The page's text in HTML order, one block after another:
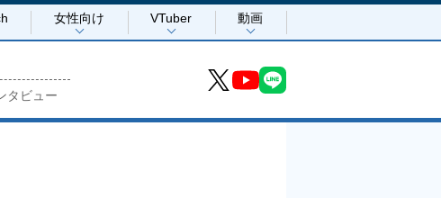
女性向け VTuber 動画
タビュー